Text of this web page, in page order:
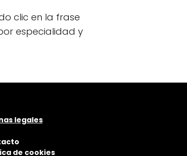
clic en la frase
especialidad y
legales
de cookies